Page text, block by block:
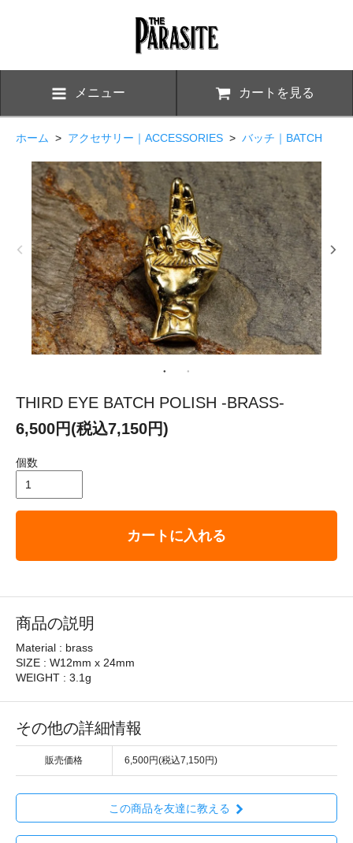
メニュー カートを見る
ホーム > アクセサリー｜ACCESSORIES > バッチ｜BATCH
THIRD EYE BATCH POLISH -BRASS-
6,500円(税込7,150円)
個数
カートに入れる
商品の説明
Material : brass
SIZE : W12mm x 24mm
WEIGHT : 3.1g
その他の詳細情報
販売価格 6,500円(税込7,150円)
この商品を友達に教える